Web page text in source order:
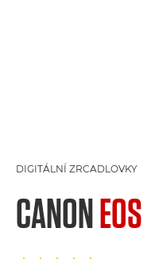
DIGITÁLNÍ ZRCADLOVKY
CANON